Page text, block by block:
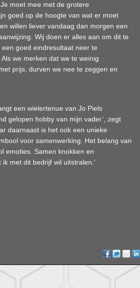
moet mee met de grotere
goed op de hoogte van wat er moet
willen liever vandaag dan morgen een
Wij doen er alles aan om dit te
goed eindresultaat neer te
we merken dat we te weinig
prijs, durven we nee te zeggen en
een wielertenue van Jo Piels
gelopen hobby van mijn vader’, zegt
daarnaast is het ook een unieke
voor samenwerking. Het belang van
emoties. Samen knokken en
met dit bedrijf wil uitstralen.’